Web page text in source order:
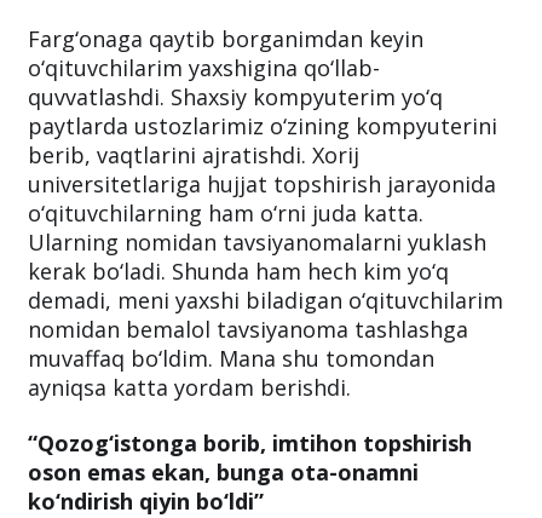
Farg‘onaga qaytib borganimdan keyin
o‘qituvchilarim yaxshigina qo‘llab-
quvvatlashdi. Shaxsiy kompyuterim yo‘q
paytlarda ustozlarimiz o‘zining kompyuterini
berib, vaqtlarini ajratishdi. Xorij
universitetlariga hujjat topshirish jarayonida
o‘qituvchilarning ham o‘rni juda katta.
Ularning nomidan tavsiyanomalarni yuklash
kerak bo‘ladi. Shunda ham hech kim yo‘q
demadi, meni yaxshi biladigan o‘qituvchilarim
nomidan bemalol tavsiyanoma tashlashga
muvaffaq bo‘ldim. Mana shu tomondan
ayniqsa katta yordam berishdi.
“Qozog‘istonga borib, imtihon topshirish
oson emas ekan, bunga ota-onamni
ko‘ndirish qiyin bo‘ldi”